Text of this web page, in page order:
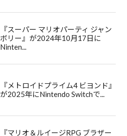
『スーパー マリオパーティ ジャン
ボリー』が2024年10月17日に
Ninten...
『メトロイドプライム4 ビヨンド』
が2025年にNintendo Switchで...
『マリオ＆ルイージRPG ブラザー